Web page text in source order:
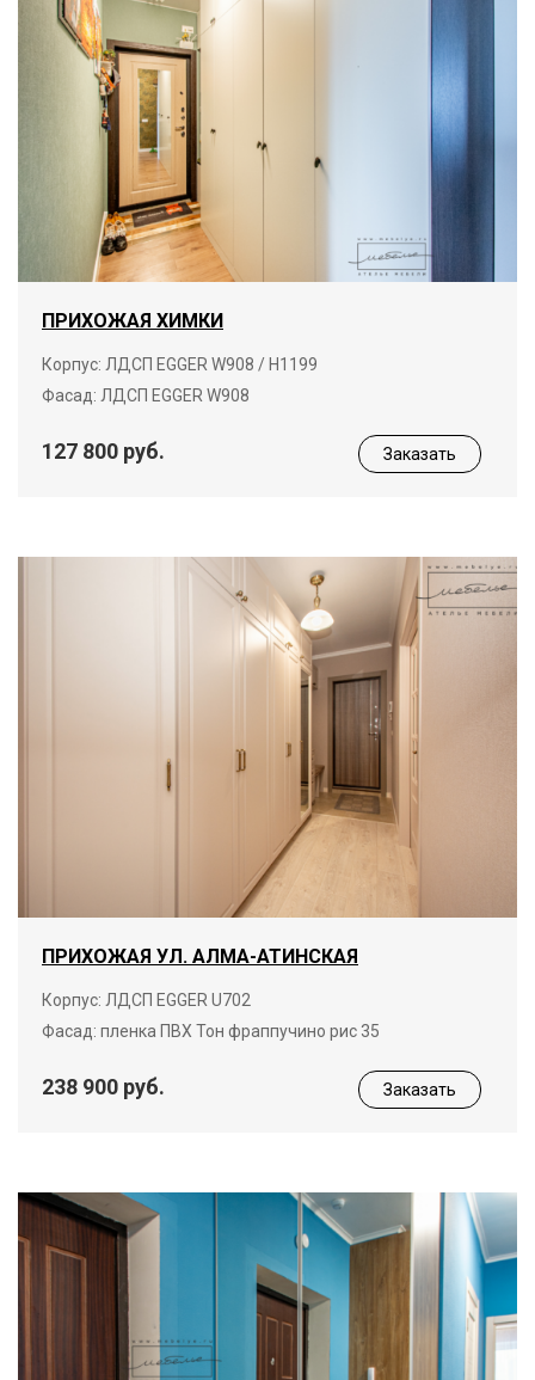
ПРИХОЖАЯ ХИМКИ
Корпус: ЛДСП EGGER W908 / Н1199
Фасад: ЛДСП EGGER W908
127 800 руб. Заказать
ПРИХОЖАЯ УЛ. АЛМА-АТИНСКАЯ
Корпус: ЛДСП EGGER U702
Фасад: пленка ПВХ Тон фраппучино рис 35
238 900 руб. Заказать